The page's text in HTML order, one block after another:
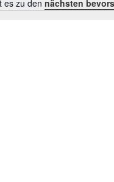
es zu den nächsten